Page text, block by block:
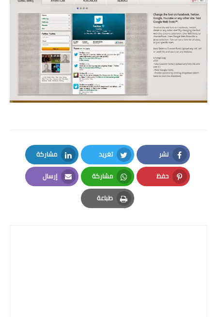
نشر
Facebook
تغريد
Twitter
مشاركة
LinkedIn
حفظ
Pinterest
مشاركة
Whatsapp
إرسال
Email
طباعة
Print